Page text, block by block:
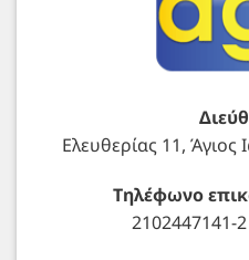
Ελευθερίας 11, Άγιος
Τηλέφωνο
2102447141-